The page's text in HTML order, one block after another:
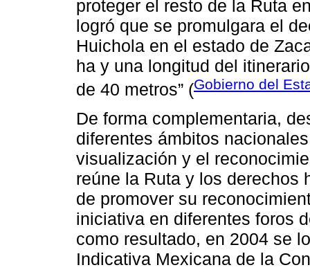
proteger el resto de la Ruta
logró que se promulgara el
Huichola en el estado de
ha y una longitud del
de 40 metros” (Gobierno del
De forma complementaria,
diferentes ámbitos
visualización y el
reúne la Ruta y los derechos
de promover su
iniciativa en diferentes foros
como resultado, en 2004 se
Indicativa Mexicana de la